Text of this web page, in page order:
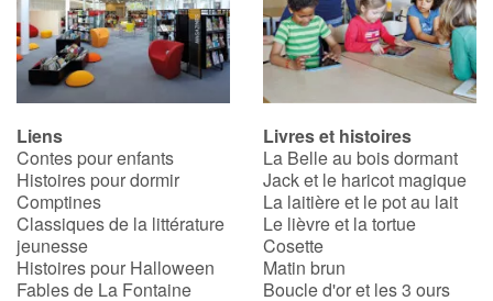
Accueil
Famille
Écoles
Médiathèques
Vidéos & Tutoriaux
Liens
Contes pour enfants
Histoires pour dormir
Comptines
Classiques de la littérature
jeunesse
Histoires pour Halloween
Fables de La Fontaine
Livres et histoires
La Belle au bois dormant
Jack et le haricot magique
La laitière et le pot au lait
Le lièvre et la tortue
Cosette
Matin brun
Boucle d'or et les 3 ours